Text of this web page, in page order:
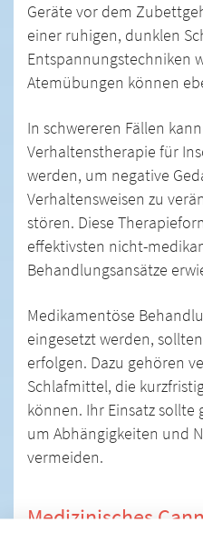
Geräte vor dem
einer ruhigen, dunklen
Entspannungstechniken
Atemübungen können
In schwereren Fällen
Verhaltenstherapie für
werden, um negative
Verhaltensweisen zu
stören. Diese
effektivsten nicht-
Behandlungsansätze
Medikamentöse
eingesetzt werden,
erfolgen. Dazu gehören
Schlafmittel, die
können. Ihr Einsatz
um Abhängigkeiten und
vermeiden.
Medizinisches